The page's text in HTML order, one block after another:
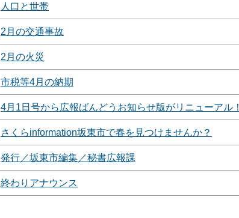
人口と世帯
2月の交通事故
2月の火災
市税等4月の納期
4月1日号から広報ばんどうお知らせ版がリニューアル！
さくらinformation坂東市で春を見つけませんか？
発行／坂東市編集／秘書広報課
終わりアナウンス